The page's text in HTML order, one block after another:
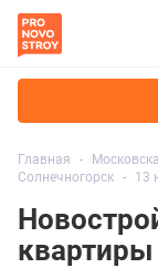
Главная
Солнечногорск
13